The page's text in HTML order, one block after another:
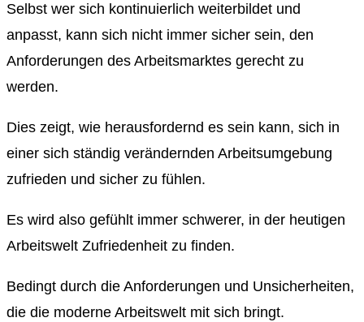
Selbst wer sich kontinuierlich weiterbildet und
anpasst, kann sich nicht immer sicher sein, den
Anforderungen des Arbeitsmarktes gerecht zu
werden.
Dies zeigt, wie herausfordernd es sein kann, sich in
einer sich ständig verändernden Arbeitsumgebung
zufrieden und sicher zu fühlen.
Es wird also gefühlt immer schwerer, in der heutigen
Arbeitswelt Zufriedenheit zu finden.
Bedingt durch die Anforderungen und Unsicherheiten,
die die moderne Arbeitswelt mit sich bringt.